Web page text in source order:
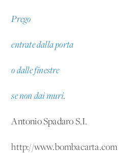
Prego
entrate dalla porta
o dalle finestre
se non dai muri.
Antonio Spadaro S.I.
http://www.bombacarta.com